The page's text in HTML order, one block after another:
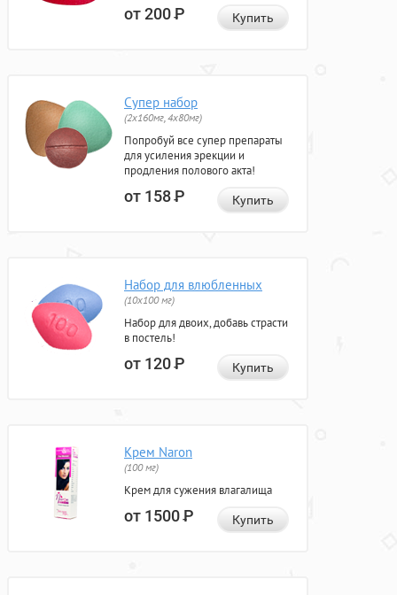
от 200Р Купить
Супер набор
(2х160мг, 4х80мг)
Попробуй все супер препараты
для усиления эрекции и
продления полового акта!
от 158Р Купить
Набор для влюбленных
(10х100 мг)
Набор для двоих, добавь страсти
в постель!
от 120Р Купить
Крем Naron
(100 мг)
Крем для сужения влагалища
от 1500Р Купить